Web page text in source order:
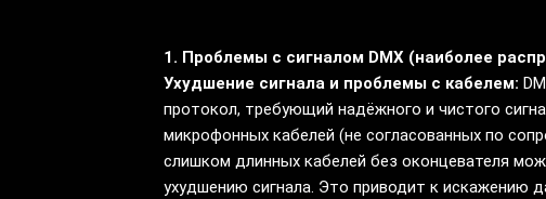
1. Проблемы с сигналом DMX (наиболее
Ухудшение сигнала и проблемы с кабелем:
протокол, требующий надёжного и чистого
микрофонных кабелей (не согласованных по
слишком длинных кабелей без оконцевателя
ухудшению сигнала. Это приводит к искажению